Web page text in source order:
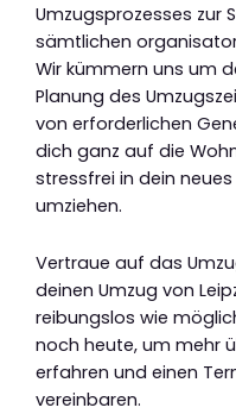
Umzugsprozesses zur
sämtlichen
Wir kümmern uns um
Planung des
von erforderlichen
dich ganz auf die
stressfrei in dein
umziehen.
Vertraue auf das
deinen Umzug von
reibungslos wie
noch heute, um mehr
erfahren und einen
vereinbaren.